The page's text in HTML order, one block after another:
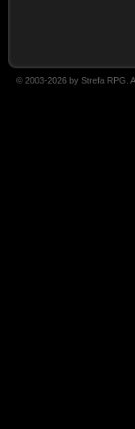
© 2003-2026 by Strefa RPG.